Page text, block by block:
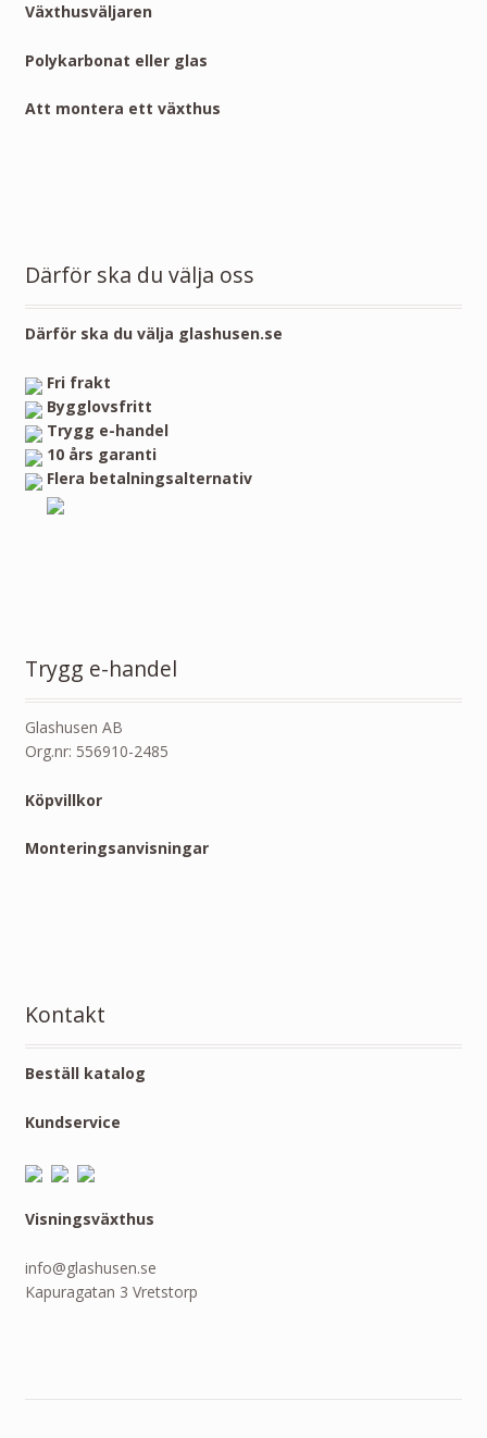
Växthusväljaren
Polykarbonat eller glas
Att montera ett växthus
Därför ska du välja oss
Därför ska du välja glashusen.se
Fri frakt
Bygglovsfritt
Trygg e-handel
10 års garanti
Flera betalningsalternativ
Trygg e-handel
Glashusen AB
Org.nr: 556910-2485
Köpvillkor
Monteringsanvisningar
Kontakt
Beställ katalog
Kundservice
Visningsväxthus
info@glashusen.se
Kapuragatan 3 Vretstorp